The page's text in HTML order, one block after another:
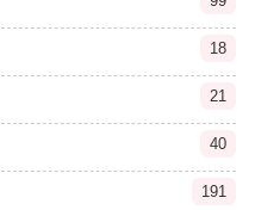
18
21
40
191